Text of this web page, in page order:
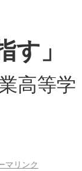
す」
高等学
マリンク